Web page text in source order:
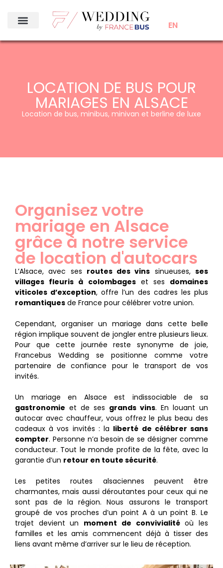
EN
LOCATION DE BUS POUR
MARIAGES EN ALSACE
Location de bus, minibus, minivan et berline de luxe
Organisez votre
mariage en Alsace
grâce à notre service
de location d'autocars
L’Alsace, avec ses routes des vins sinueuses,ses
villages fleuris à colombageset ses domaines
viticoles d’exception, offre l’un des cadres les plus
romantiques de France pour célébrer votre union.
Cependant, organiser un mariage dans cette belle
région implique souvent de jongler entre plusieurs lieux.
Pour que cette journée reste synonyme de joie,
Francebus Wedding se positionne comme votre
partenaire de confiance pour le transport de vos
invités.
Un mariage en Alsace est indissociable de sa
gastronomie et de ses grands vins. En louant un
autocar avec chauffeur, vous offrez le plus beau des
cadeaux à vos invités : la liberté de célébrer sans
compter. Personne n’a besoin de se désigner comme
conducteur. Tout le monde profite de la fête, avec la
garantie d’un retour en toute sécurité.
Les petites routes alsaciennes peuvent être
charmantes, mais aussi déroutantes pour ceux qui ne
sont pas de la région. Nous assurons le transport
groupé de vos proches d’un point A à un point B. Le
trajet devient un moment de convivialitéoù les
familles et les amis commencent déjà à tisser des
liens avant même d’arriver sur le lieu de réception.